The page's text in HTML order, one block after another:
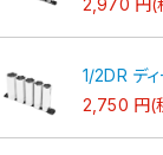
2,970 円
1/2DR デ
2,750 円